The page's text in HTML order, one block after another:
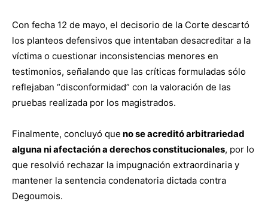
Con fecha 12 de mayo, el decisorio de la Corte descartó
los planteos defensivos que intentaban desacreditar a la
víctima o cuestionar inconsistencias menores en
testimonios, señalando que las críticas formuladas sólo
reflejaban “disconformidad” con la valoración de las
pruebas realizada por los magistrados.
Finalmente, concluyó que no se acreditó arbitrariedad
alguna ni afectación a derechos constitucionales, por lo
que resolvió rechazar la impugnación extraordinaria y
mantener la sentencia condenatoria dictada contra
Degoumois.